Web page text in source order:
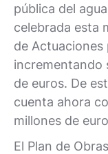
pública del
celebrada esta
de
incrementando
de euros. De
cuenta ahora
millones de
El Plan de